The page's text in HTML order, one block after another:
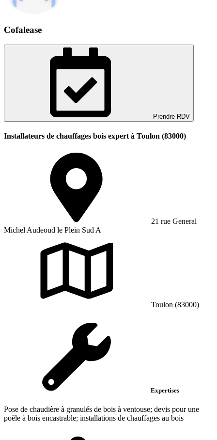
Cofalease
Prendre RDV
Installateurs de chauffages bois expert à Toulon (83000)
21 rue General
Michel Audeoud le Plein Sud A
Toulon (83000)
Expertises
Pose de chaudière à granulés de bois à ventouse; devis pour une
poêle à bois encastrable; installations de chauffages au bois